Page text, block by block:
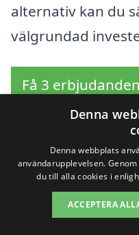
alternativ kan du
välgrundad
Få 3
förpliktelser
Sök efter
Denna
Denna webbplats
användarupplevelsen.
du till alla cookies i
ACCEPTERA